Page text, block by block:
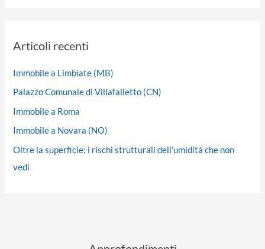
Articoli recenti
Immobile a Limbiate (MB)
Palazzo Comunale di Villafalletto (CN)
Immobile a Roma
Immobile a Novara (NO)
Oltre la superficie: i rischi strutturali dell’umidità che non
vedi